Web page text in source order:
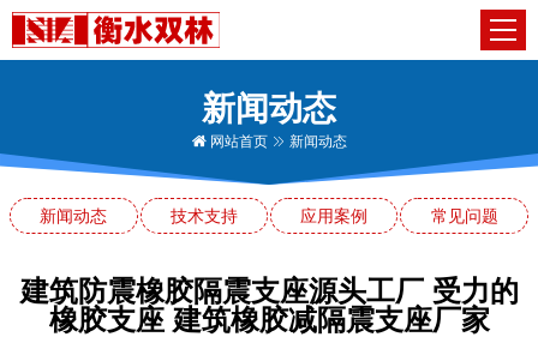
新闻动态
网站首页 新闻动态
新闻动态 技术支持 应用案例 常见问题
建筑防震橡胶隔震支座源头工厂 受力的
橡胶支座 建筑橡胶减隔震支座厂家